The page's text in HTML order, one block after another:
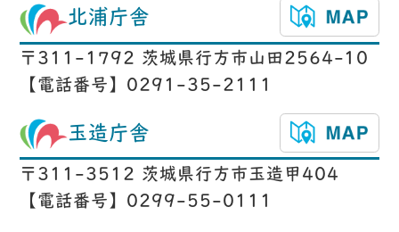
北浦庁舎
〒311-1792 茨城県行方市山田2564-10
【電話番号】0291-35-2111
玉造庁舎
〒311-3512 茨城県行方市玉造甲404
【電話番号】0299-55-0111